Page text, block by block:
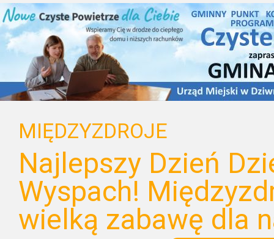
MIĘDZYZDROJE
Najlepszy Dzień
Wyspach!
wielką zabawę dla